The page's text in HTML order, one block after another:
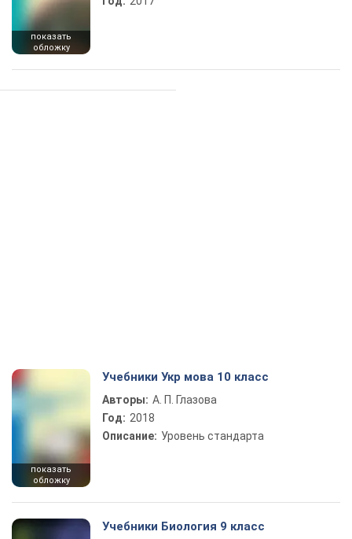
показать
обложку
показать
обложку
Учебники Укр мова 10 класс
Авторы: А. П. Глазова
Год: 2018
Описание: Уровень стандарта
Учебники Биология 9 класс